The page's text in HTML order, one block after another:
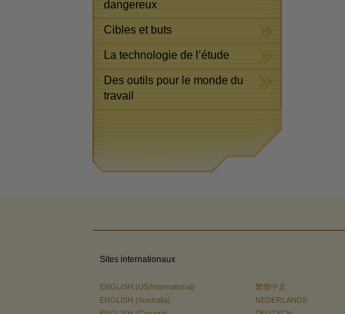
dangereux
Cibles et buts
La technologie de l’étude
Des outils pour le monde du
travail
Sites internationaux
ENGLISH (US/International)
ENGLISH (Australia)
繁體中文
NEDERLANDS